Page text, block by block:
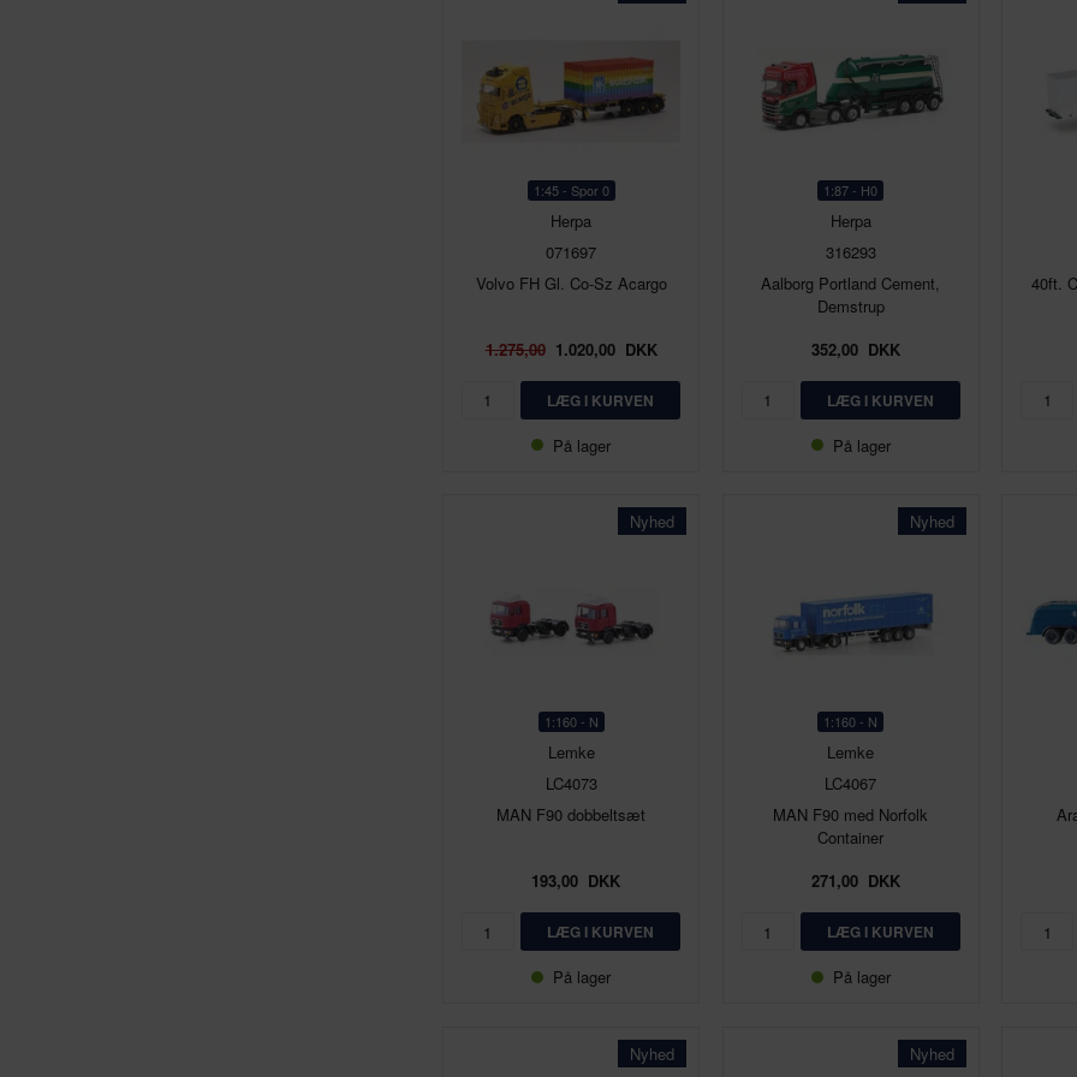
1:45 - Spor 0
Herpa
071697
Volvo FH Gl. Co-Sz Acargo
1.275,00 1.020,00DKK
På lager
1:87 - H0
Herpa
316293
Aalborg Portland Cement,
Demstrup
352,00DKK
På lager
40ft.
Nyhed
1:160 - N
Lemke
LC4073
MAN F90 dobbeltsæt
193,00 DKK
På lager
Nyhed
1:160 - N
Lemke
LC4067
MAN F90 med Norfolk
Container
271,00DKK
På lager
Nyhed Nyhed